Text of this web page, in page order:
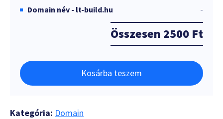
Domain név - lt-build.hu
-
Összesen 2500 Ft
Kosárba teszem
Kategória: Domain